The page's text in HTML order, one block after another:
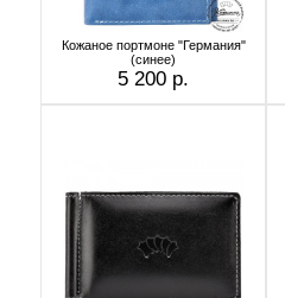
Кожаное портмоне "Германия"
(cинее)
5 200 р.